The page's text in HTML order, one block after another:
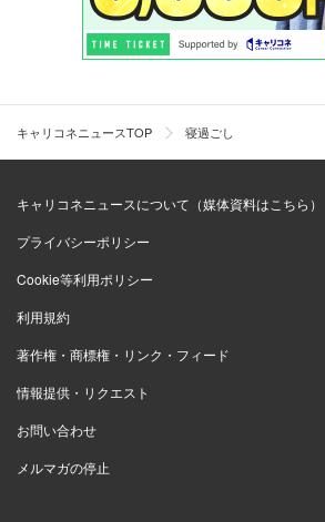
キャリコネニュースTOP 寝過ごし
キャリコネニュースについて（媒体資料はこちら）
プライバシーポリシー
Cookie等利用ポリシー
利用規約
著作権・商標権・リンク・フィード
情報提供・リクエスト
お問い合わせ
メルマガの停止